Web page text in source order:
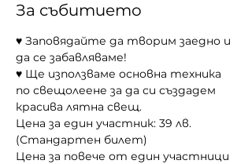
За събитието
♥ Заповядайте да творим заедно и
да се забавляваме!
♥ Ще използваме основна техника
по свещолеене за да си създадем
красива лятна свещ.
Цена за един участник: 39 лв.
(Стандартен билет)
Цена за повече от един участници